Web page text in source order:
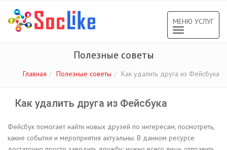
МЕНЮ УСЛУГ
navigation
Полезные советы
Главная Полезные советы Как удалить друга из Фейсбука
Как удалить друга из Фейсбука
Фейсбук помогает найти новых друзей по интересам, посмотреть,
какие события и мероприятия актуальны. В данном ресурсе